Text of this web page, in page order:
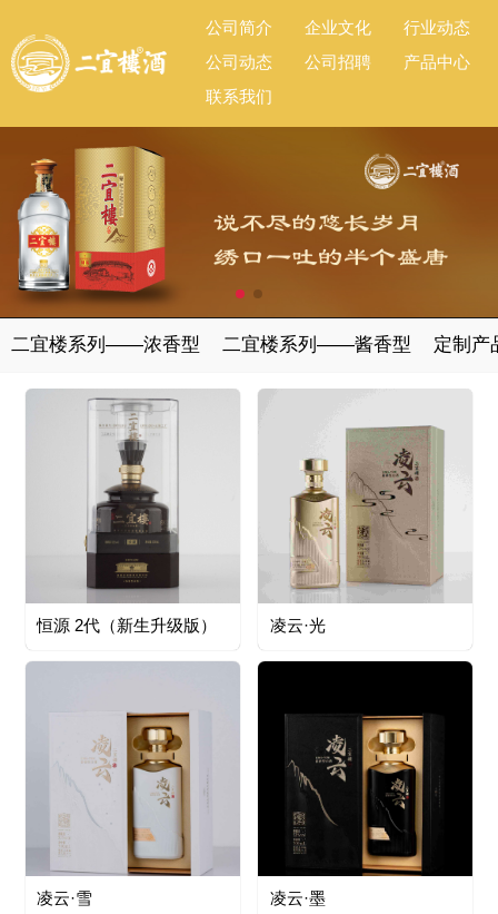
公司简介 企业文化
行业动态
公司动态
公司招聘
产品中心
联系我们
二宜楼系列——浓香型 二宜楼系列——酱香型 定制产
恒源 2代（新生升级版） 凌云·光
凌云·雪 凌云·墨